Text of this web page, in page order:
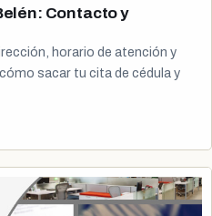
Contacto y
horario de atención y
sacar tu cita de cédula y